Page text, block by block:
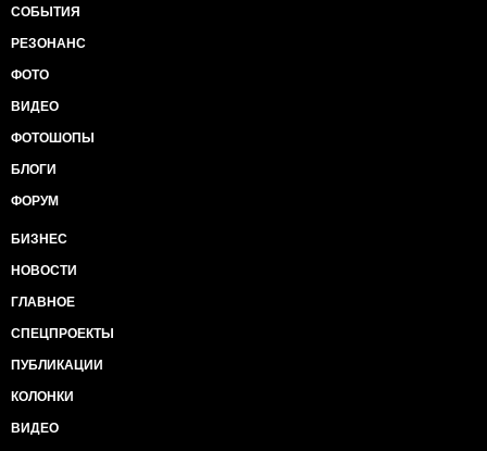
СОБЫТИЯ
РЕЗОНАНС
ФОТО
ВИДЕО
ФОТОШОПЫ
БЛОГИ
ФОРУМ
БИЗНЕС
НОВОСТИ
ГЛАВНОЕ
СПЕЦПРОЕКТЫ
ПУБЛИКАЦИИ
КОЛОНКИ
ВИДЕО